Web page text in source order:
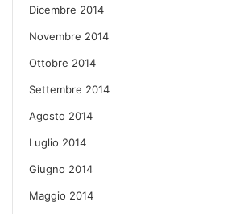
Dicembre 2014
Novembre 2014
Ottobre 2014
Settembre 2014
Agosto 2014
Luglio 2014
Giugno 2014
Maggio 2014